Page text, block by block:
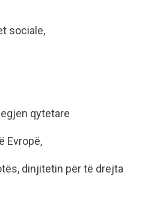
sociale,
qytetare
Evropë,
dinjitetin për të drejta